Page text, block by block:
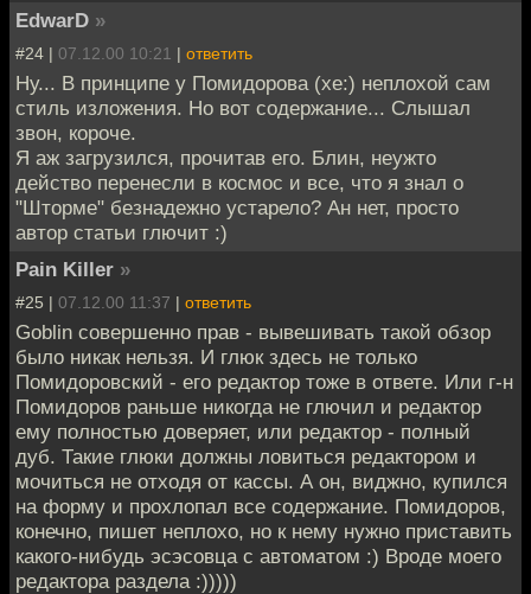
EdwarD »
#24 | 07.12.00 10:21 | ответить
Ну... В принципе у Помидорова (хе:) неплохой сам
стиль изложения. Но вот содержание... Слышал
звон, короче.
Я аж загрузился, прочитав его. Блин, неужто
действо перенесли в космос и все, что я знал о
"Шторме" безнадежно устарело? Ан нет, просто
автор статьи глючит :)
Pain Killer »
#25 | 07.12.00 11:37 | ответить
Goblin совершенно прав - вывешивать такой обзор
было никак нельзя. И глюк здесь не только
Помидоровский - его редактор тоже в ответе. Или г-н
Помидоров раньше никогда не глючил и редактор
ему полностью доверяет, или редактор - полный
дуб. Такие глюки должны ловиться редактором и
мочиться не отходя от кассы. А он, виджно, купился
на форму и прохлопал все содержание. Помидоров,
конечно, пишет неплохо, но к нему нужно приставить
какого-нибудь эсэсовца с автоматом :) Вроде моего
редактора раздела :)))))